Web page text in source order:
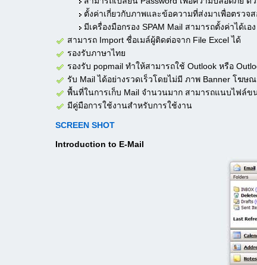
ตั้งค่าเกี่ยวกับภาพและข้อความที่ส่งมาเพื่อตรวจ
มีเครื่องมือกรอง SPAM Mail สามารถตั้งค่าได้เอง
สามารถ Import ชื่อเมล์ผู้ติดต่อจาก File Excel ได้
รองรับภาษาไทย
รองรับ popmail ทำให้สามารถใช้ Outlook หรือ
รับ Mail ได้อย่างรวดเร็วโดยไม่มี ภาพ Banner โฆษ
พื้นที่ในการเก็บ Mail จำนวนมาก สามารถแนบไฟล์ข
มีคู่มือการใช้งานสำหรับการใช้งาน
SCREEN SHOT
Introduction to E-Mail